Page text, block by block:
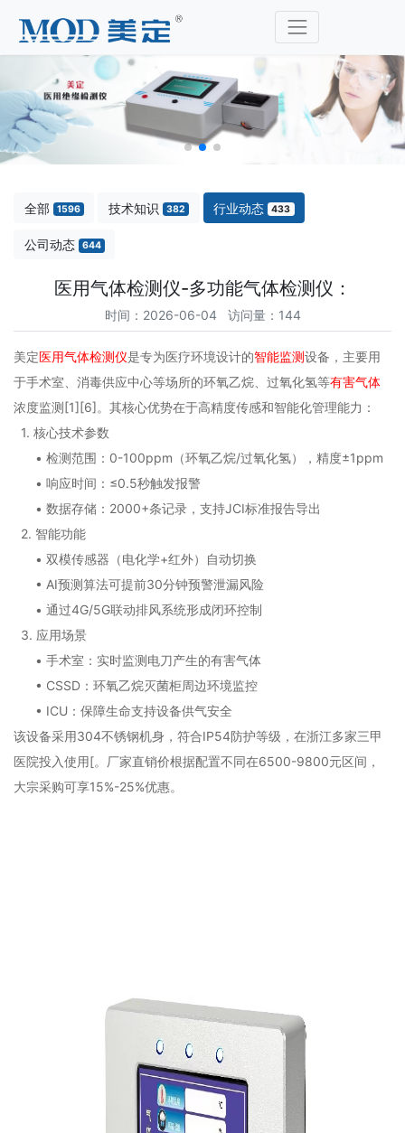
全部 1596 技术知识 382 行业动态 433
公司动态 644
医用气体检测仪-多功能气体检测仪：
时间：2026-06-04 访问量：144
美定医用气体检测仪是专为医疗环境设计的智能监测设备，主要用
于手术室、消毒供应中心等场所的环氧乙烷、过氧化氢等有害气体
浓度监测[1][6]。其核心优势在于高精度传感和智能化管理能力：
1. 核心技术参数
• 检测范围：0-100ppm（环氧乙烷/过氧化氢），精度±1ppm
• 响应时间：≤0.5秒触发报警
• 数据存储：2000+条记录，支持JCI标准报告导出
2. 智能功能
• 双模传感器（电化学+红外）自动切换
• AI预测算法可提前30分钟预警泄漏风险
• 通过4G/5G联动排风系统形成闭环控制
3. 应用场景
• 手术室：实时监测电刀产生的有害气体
• CSSD：环氧乙烷灭菌柜周边环境监控
• ICU：保障生命支持设备供气安全
该设备采用304不锈钢机身，符合IP54防护等级，在浙江多家三甲
医院投入使用[。厂家直销价根据配置不同在6500-9800元区间，
大宗采购可享15%-25%优惠。